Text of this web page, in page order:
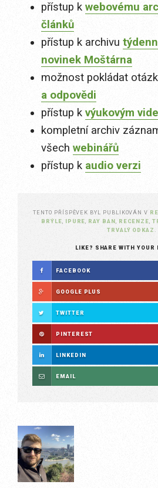
přístup k webovému
článků
přístup k archivu
novinek Moštárna
možnost pokládat
a odpovědi
přístup k výukovým
kompletní archiv
všech webinářů
přístup k audio verzi
TENTO PŘÍSPĚVEK BYL PUBLIKOVÁN V
BRÝLE
IPURE RAY BAN RECENZE ,
TRVALÝ ODKAZ
LIKE? SHARE WITH YOUR
FACEBOOK
GOOGLE PLUS
TWITTER
PINTEREST
LINKEDIN
EMAIL